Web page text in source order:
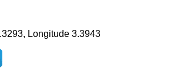
Longitude 3.3943